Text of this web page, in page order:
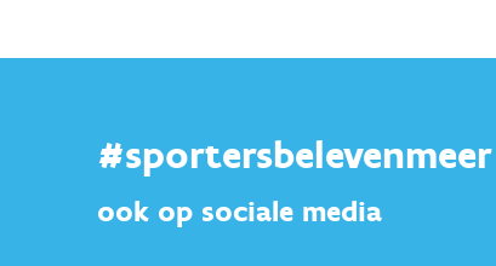
#sportersbelevenmeer
ook op sociale media